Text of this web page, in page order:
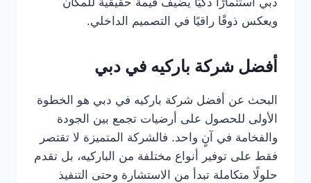
ويعكس ذوقًا راقيًا في التصميم الداخلي.
أفضل شركة باركيه في دبي
البحث عن أفضل شركة باركيه في دبي هو الخطوة
الأولى للحصول على أرضيات تجمع بين الجودة
والفخامة في آنٍ واحد. فالشركة المتميزة لا تقتصر
فقط على توفير أنواع مختلفة من الباركيه، بل تقدم
حلولًا متكاملة تبدأ من الاستشارة وحتى التنفيذ